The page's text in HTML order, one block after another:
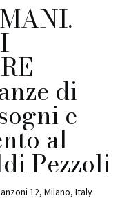
di
e
al
Pezzoli
12, Milano, Italy